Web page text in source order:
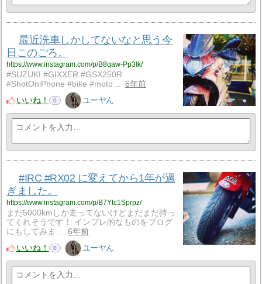
最近洗車しかしてないなと思う今
日このごろ。
https://www.instagram.com/p/B8qaw-Pp3Ik/
#SUZUKI #GIXXER #GSX250R
#ShotOniPhone #bike #moto…
6年前
いいね！
0 ユーヤん
#IRC #RX02 に変えてから1年が過
ぎました。
https://www.instagram.com/p/B7Ytc1Sprpz/
まだ5000kmしか走ってないけどまだまだ持っ
てくれそうです！ インプレ的なものをブログ
にもしてみま…
6年前
いいね！
0 ユーヤん